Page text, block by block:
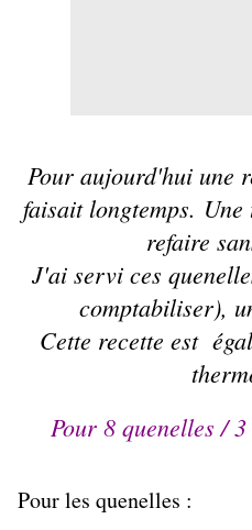
Pour aujourd'hui une
faisait longtemps.
refaire
J'ai servi ces
comptabiliser),
Cette recette est
Pour 8 quenelles /
Pour les quenelles :